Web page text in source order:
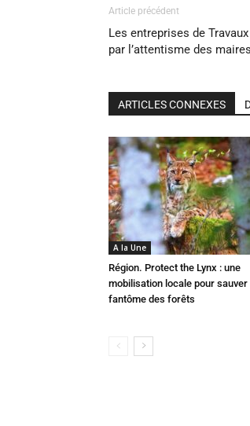
Article précédent
Les entreprises de
par l’attentisme des maires
ARTICLES CONNEXES
A la Une
Région. Protect the Lynx : une
mobilisation locale pour sauver
fantôme des forêts